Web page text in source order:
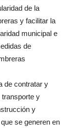
de la
y facilitar la
municipal e
de
de contratar y
transporte y
y
se generen en